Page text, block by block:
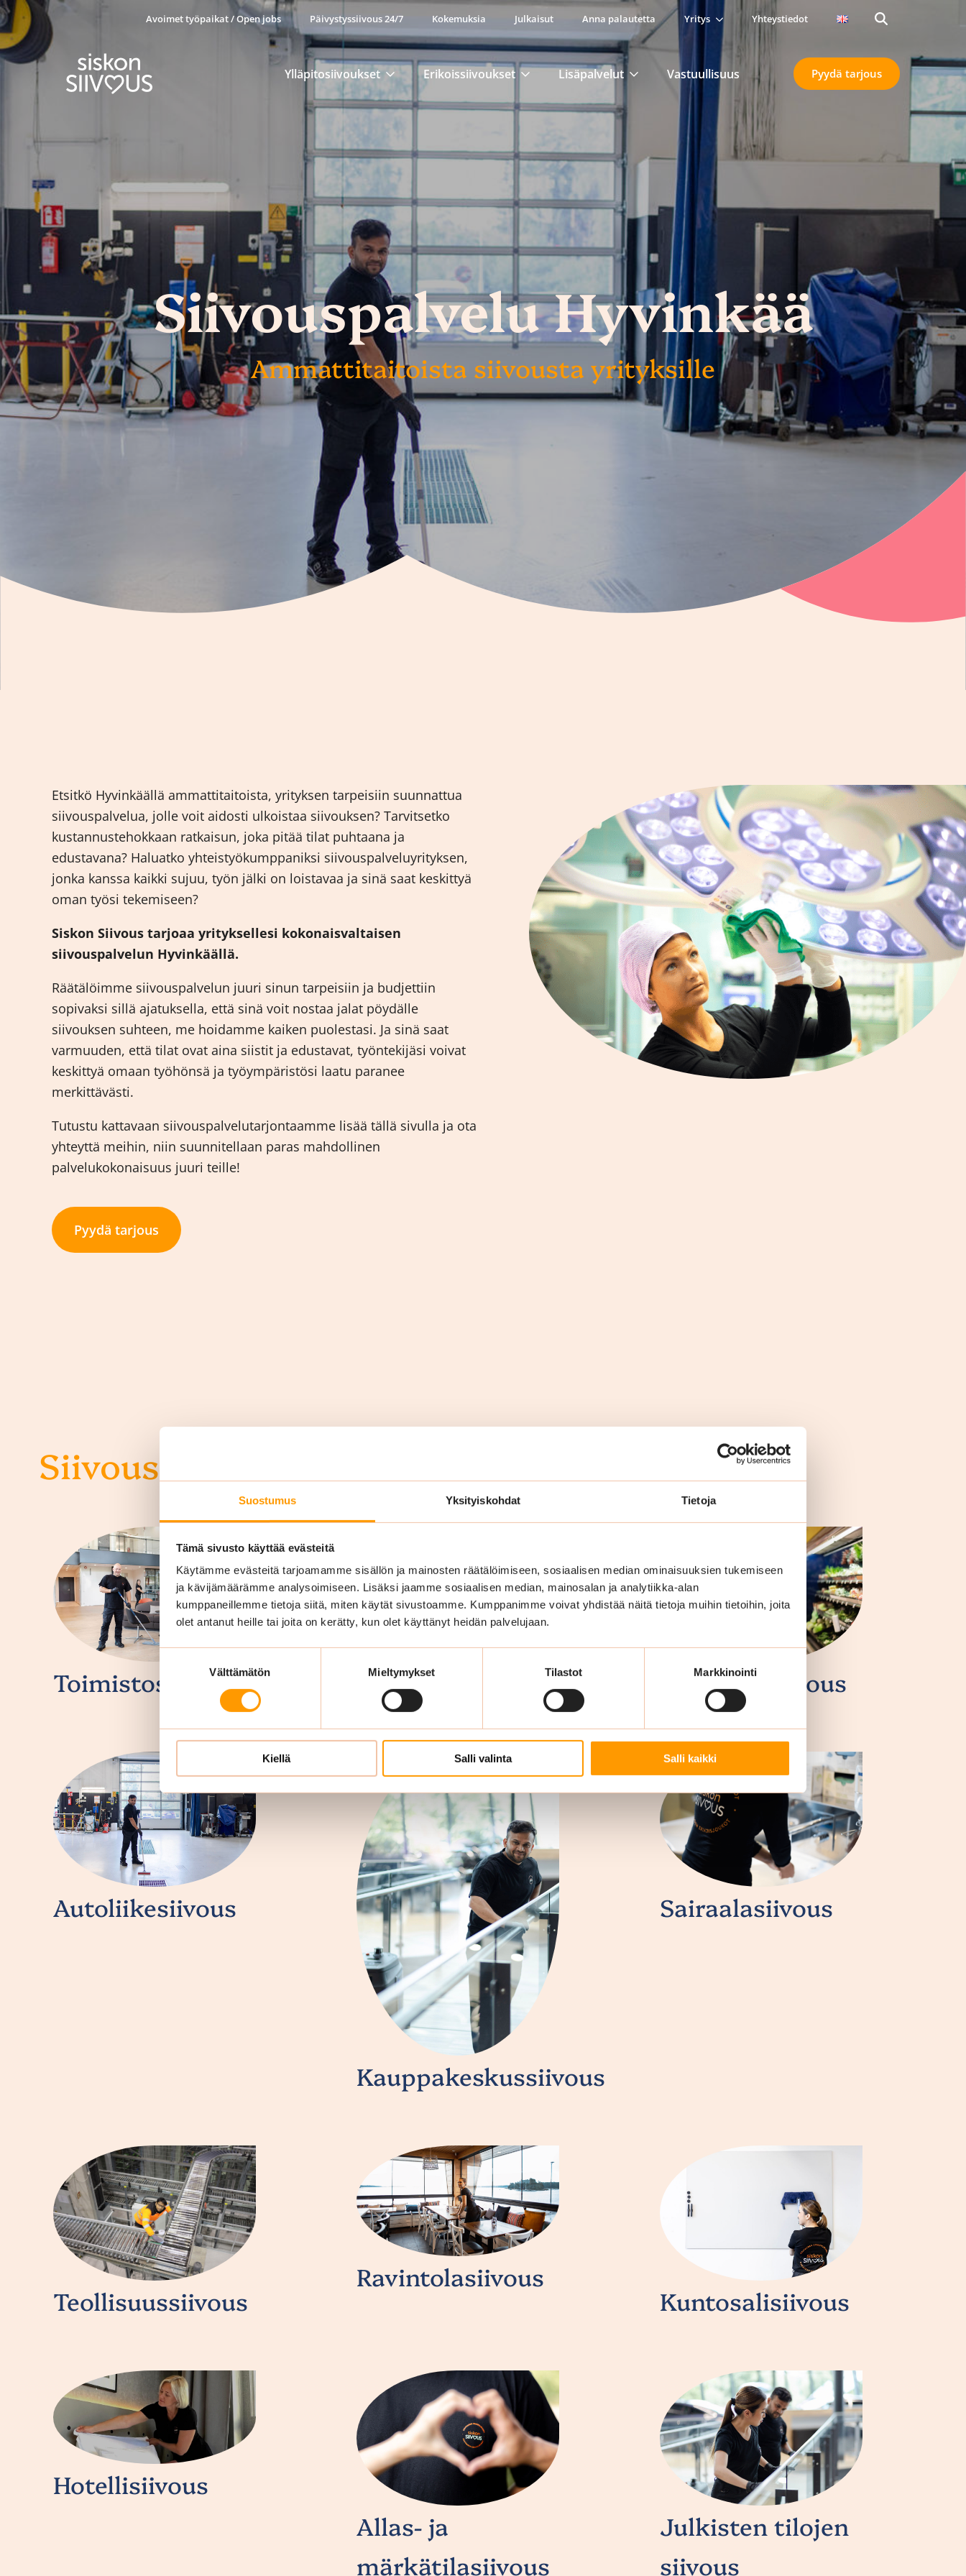
Suostumus Yksityiskohdat Tietoja
Tämä sivusto käyttää evästeitä
Käytämme evästeitä tarjoamamme sisällön ja mainosten räätälöimiseen, sosiaalisen median ominaisuuksien tukemiseen
ja kävijämäärämme analysoimiseen. Lisäksi jaamme sosiaalisen median, mainosalan ja analytiikka-alan
kumppaneillemme tietoja siitä, miten käytät sivustoamme. Kumppanimme voivat yhdistää näitä tietoja muihin tietoihin, joita
olet antanut heille tai joita on kerätty, kun olet käyttänyt heidän palvelujaan.
Välttämätön Mieltymykset Tilastot Markkinointi
Kiellä Salli valinta Salli kaikki
Avoimet työpaikat / Open jobs Päivystyssiivous 24/7 Kokemuksia Julkaisut Anna palautetta Yritys Yhteystiedot
for:
Ylläpitosiivoukset Erikoissiivoukset Lisäpalvelut Vastuullisuus Pyydä tarjous
Siivouspalvelu Hyvinkää
Ammattitaitoista siivousta yrityksille
Etsitkö Hyvinkäällä ammattitaitoista, yrityksen tarpeisiin suunnattua
siivouspalvelua, jolle voit aidosti ulkoistaa siivouksen? Tarvitsetko
kustannustehokkaan ratkaisun, joka pitää tilat puhtaana ja
edustavana? Haluatko yhteistyökumppaniksi siivouspalveluyrityksen,
jonka kanssa kaikki sujuu, työn jälki on loistavaa ja sinä saat keskittyä
oman työsi tekemiseen?
Siskon Siivous tarjoaa yrityksellesi kokonaisvaltaisen
siivouspalvelun Hyvinkäällä.
Räätälöimme siivouspalvelun juuri sinun tarpeisiin ja budjettiin
sopivaksi sillä ajatuksella, että sinä voit nostaa jalat pöydälle
siivouksen suhteen, me hoidamme kaiken puolestasi. Ja sinä saat
varmuuden, että tilat ovat aina siistit ja edustavat, työntekijäsi voivat
keskittyä omaan työhönsä ja työympäristösi laatu paranee
merkittävästi.
Tutustu kattavaan siivouspalvelutarjontaamme lisää tällä sivulla ja ota
yhteyttä meihin, niin suunnitellaan paras mahdollinen
palvelukokonaisuus juuri teille!
Pyydä tarjous
Siivouspalvelut yrityksille Hyvinkäällä
Toimistosiivous Porrassiivous Myymäläsiivous
Autoliikesiivous
Kauppakeskussiivous
Sairaalasiivous
Teollisuussiivous
Ravintolasiivous
Kuntosalisiivous
Hotellisiivous
Allas- ja
märkätilasiivous
Julkisten tilojen
siivous